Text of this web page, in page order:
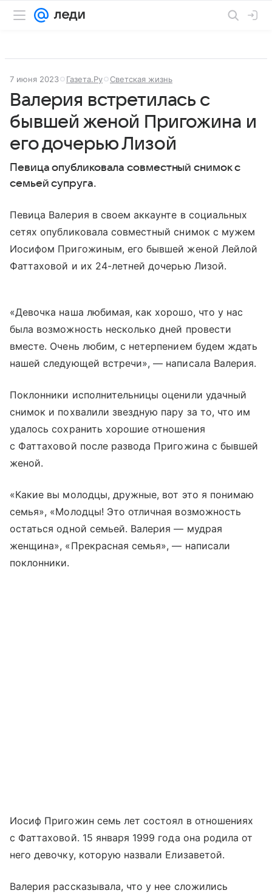
7 июня 2023 Газета.Ру Светская жизнь
Валерия встретилась с
бывшей женой Пригожина и
его дочерью Лизой
Певица опубликовала совместный снимок с
семьей супруга.
Певица Валерия в своем аккаунте в социальных
сетях опубликовала совместный снимок с мужем
Иосифом Пригожиным, его бывшей женой Лейлой
Фаттаховой и их 24-летней дочерью Лизой.
«Девочка наша любимая, как хорошо, что у нас
была возможность несколько дней провести
вместе. Очень любим, с нетерпением будем ждать
нашей следующей встречи», — написала Валерия.
Поклонники исполнительницы оценили удачный
снимок и похвалили звездную пару за то, что им
удалось сохранить хорошие отношения
с Фаттаховой после развода Пригожина с бывшей
женой.
«Какие вы молодцы, дружные, вот это я понимаю
семья», «Молодцы! Это отличная возможность
остаться одной семьей. Валерия — мудрая
женщина», «Прекрасная семья», — написали
поклонники.
Иосиф Пригожин семь лет состоял в отношениях
с Фаттаховой. 15 января 1999 года она родила от
него девочку, которую назвали Елизаветой.
Валерия рассказывала, что у нее сложились